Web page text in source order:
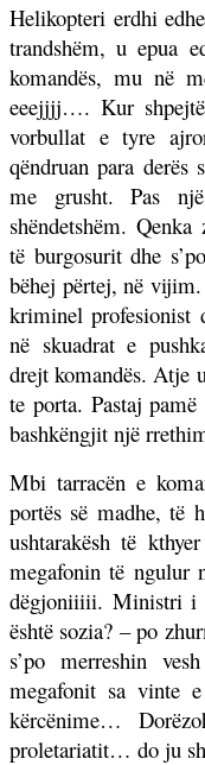
Helikopteri erdhi
trandshëm, u epua
komandës, mu në
eeejjjj…. Kur
vorbullat e tyre
qëndruan para derës
me grusht. Pas
shëndetshëm.
të burgosurit dhe
bëhej përtej, në
kriminel profesionist
në skuadrat e
drejt komandës. Atje
te porta. Pastaj
bashkëngjit një
Mbi tarracën e
portës së madhe, të
ushtarakësh të
megafonin të ngulur
dëgjoniiiii. Ministri i
është sozia? – po
s’po merreshin
megafonit sa vinte
kërcënime…
proletariatit… do ju